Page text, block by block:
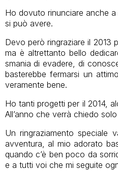
Ho dovuto rinunciare anche
si può avere.
Devo però ringraziare il 2013
ma è altrettanto bello
smania di evadere, di
basterebbe fermarsi un
veramente bene.
Ho tanti progetti per il 2014,
All’anno che verrà chiedo
Un ringraziamento speciale
avventura, al mio adorato
quando c’è ben poco da
e a tutti voi che mi seguite